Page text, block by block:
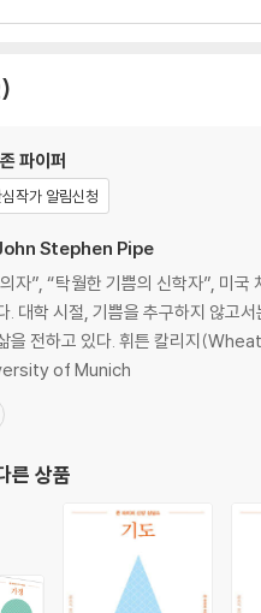
가치 / 초월자이시나 고독하게 존
리시는 주권자
하는 일을 하신다 / 모든 것에 미치
의 달콤함
끌어내리는 것은 좋은 소식이 아니
신다 / 나의 일이 끝날 때까지 죽지 않
라 / 헤아리지 못할 하나님의 길 / 현
현실을 그림처럼 보여줌
/ 하나님의 자녀들마저 심판 아래
존 파이퍼
작가 알림신청
Stephen Pipe
자”, “탁월한 기쁨의 신학자”, 미
. 대학 시절, 기쁨을 추구하지 않고
을 전공했고, 풀러 신학교(Fuller Theological Seminary)에서 신학 학사 학위를,
of Munich
른 상품